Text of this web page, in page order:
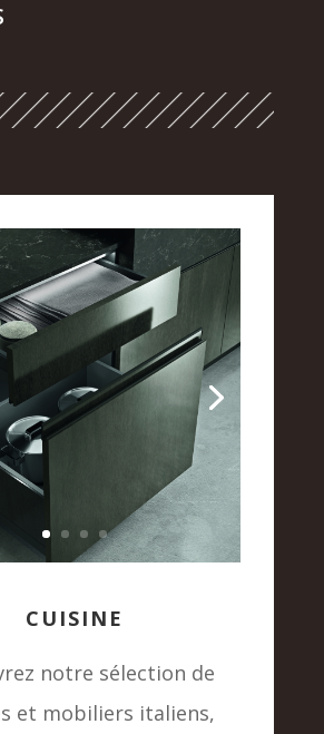
CUISINE
notre sélection de
et mobiliers italiens,